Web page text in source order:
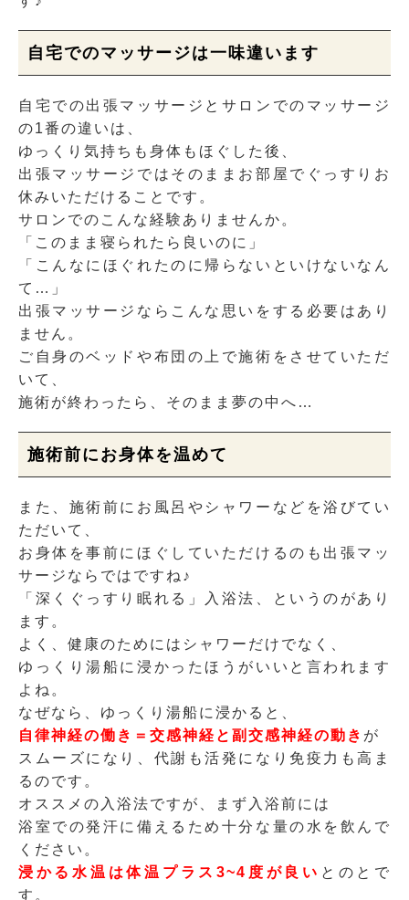
自宅でのマッサージは一味違います
自宅での出張マッサージとサロンでのマッサージ
の1番の違いは、
ゆっくり気持ちも身体もほぐした後、
出張マッサージではそのままお部屋でぐっすりお
休みいただけることです。
サロンでのこんな経験ありませんか。
「このまま寝られたら良いのに」
「こんなにほぐれたのに帰らないといけないなん
て…」
出張マッサージならこんな思いをする必要はあり
ません。
ご自身のベッドや布団の上で施術をさせていただ
いて、
施術が終わったら、そのまま夢の中へ…
施術前にお身体を温めて
また、施術前にお風呂やシャワーなどを浴びてい
ただいて、
お身体を事前にほぐしていただけるのも出張マッ
サージならではですね♪
「深くぐっすり眠れる」入浴法、というのがあり
ます。
よく、健康のためにはシャワーだけでなく、
ゆっくり湯船に浸かったほうがいいと言われます
よね。
なぜなら、ゆっくり湯船に浸かると、
自律神経の働き＝交感神経と副交感神経の動き が
スムーズになり、代謝も活発になり免疫力も高ま
るのです。
オススメの入浴法ですが、まず入浴前には
浴室での発汗に備えるため十分な量の水を飲んで
ください。
浸かる水温は体温プラス3~4度が良い とのとで
す。